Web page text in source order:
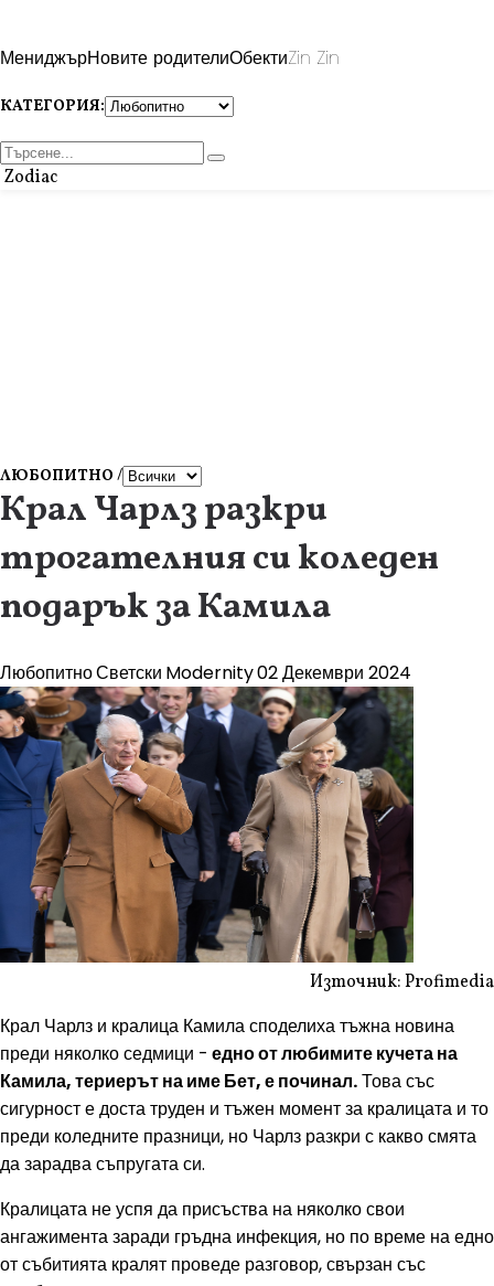
МениджърНовите родителиОбектиZin Zin
КАТЕГОРИЯ:
Zodiac
ЛЮБОПИТНО /
Крал Чарлз разкри
трогателния си коледен
подарък за Камила
ЛюбопитноСветски Modernity02 Декември 2024
Източник: Profimedia
Крал Чарлз и кралица Камила споделиха тъжна новина
преди няколко седмици - едно от любимите кучета на
Камила, териерът на име Бет, е починал.Това със
сигурност е доста труден и тъжен момент за кралицата и то
преди коледните празници, но Чарлз разкри с какво смята
да зарадва съпругата си.
Кралицата не успя да присъства на няколко свои
ангажимента заради гръдна инфекция, но по време на едно
от събитията кралят проведе разговор, свързан със